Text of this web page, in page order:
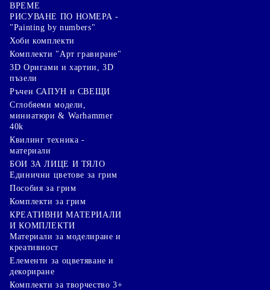
ВРЕМЕ
РИСУВАНЕ ПО НОМЕРА -
"Painting by numbers"
Хоби комплекти
Комплекти "Арт гравиране"
3D Оригами и хартии, 3D
пъзели
Ръчен САПУН и СВЕЩИ
Сглобяеми модели,
миниатюри & Warhammer
40k
Квилинг техника -
материали
БОИ ЗА ЛИЦЕ И ТЯЛО
Единични цветове за грим
Пособия за грим
Комплекти за грим
КРЕАТИВНИ МАТЕРИАЛИ
И КОМПЛЕКТИ
Mатериали за моделиране и
креативност
Елементи за оцветяване и
декориране
Комплекти за творчество 3+